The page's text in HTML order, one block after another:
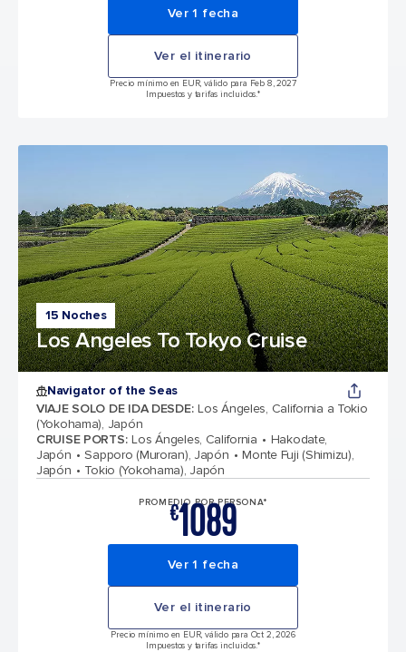
Ver 1 fecha
Ver el itinerario
Precio mínimo en EUR, válido para Feb 8, 2027
Impuestos y tarifas incluidos.*
15 Noches
Los Angeles To Tokyo Cruise
Navigator of the Seas
VIAJE SOLO DE IDA DESDE: Los Ángeles, California a Tokio
(Yokohama), Japón
CRUISE PORTS: Los Ángeles, California
Hakodate,
Japón
Sapporo (Muroran), Japón
Monte Fuji (Shimizu),
Japón
Tokio (Yokohama), Japón
PROMEDIO POR PERSONA*
€1089
Ver 1 fecha
Ver el itinerario
Precio mínimo en EUR, válido para Oct 2, 2026
Impuestos y tarifas incluidos.*